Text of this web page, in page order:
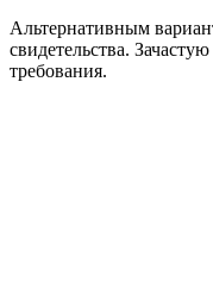
Альтернативным
свидетельства.
требования.